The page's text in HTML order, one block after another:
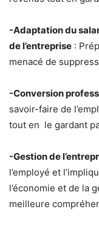
-Adaptation du
de l’entreprise :
menacé de
-Conversion
savoir-faire de
tout en le gardant
-Gestion de
l’employé et
l’économie et de la
meilleure